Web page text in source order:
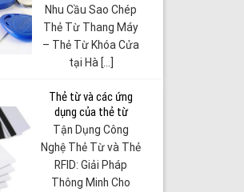
Nhu Cầu Sao Chép
Thẻ Từ Thang Máy
– Thẻ Từ Khóa Cửa
tại Hà [...]
Thẻ từ và các ứng
dụng của thẻ từ
Tận Dụng Công
Nghệ Thẻ Từ và Thẻ
RFID: Giải Pháp
Thông Minh Cho